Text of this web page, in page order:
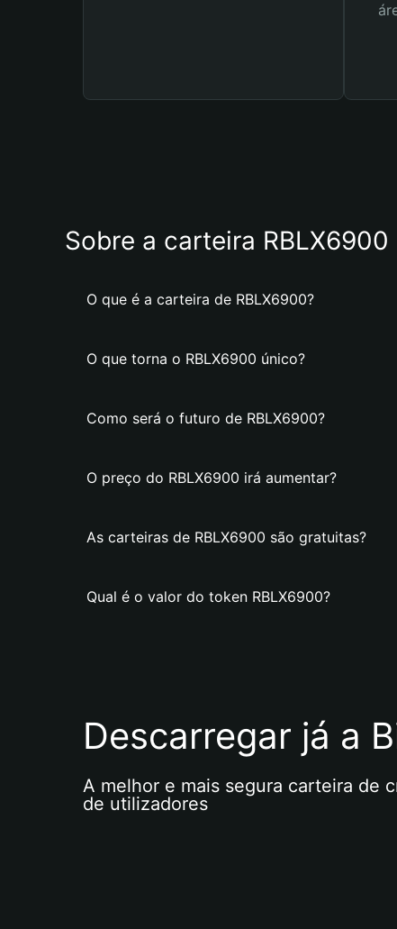
Sobre a carteira RBLX6900
O que é a carteira de RBLX6900?
O que torna o RBLX6900 único?
Como será o futuro de RBLX6900?
O preço do RBLX6900 irá aumentar?
As carteiras de RBLX6900 são gratuitas?
Qual é o valor do token RBLX6900?
Descarregar já a
A melhor e mais segura carteira de
de utilizadores